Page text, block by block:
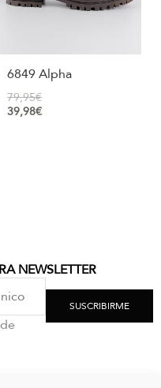
6849 Alpha
79,95€
39,98€
NEWSLETTER
SUSCRIBIRME